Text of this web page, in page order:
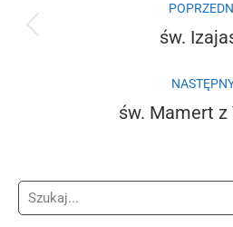
wpisów
św.
św. Mamert z
Szukaj